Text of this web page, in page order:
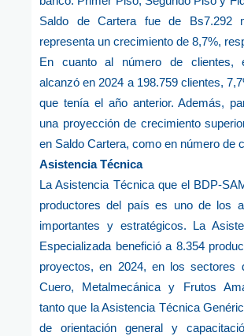
Saldo de Cartera fue de Bs7.292
representa un crecimiento de 8,7%,
En cuanto al número de clientes,
alcanzó en 2024 a 198.759 clientes,
que tenía el año anterior. Además,
una proyección de crecimiento
en Saldo Cartera, como en número de
Asistencia Técnica
La Asistencia Técnica que el BDP-
productores del país es uno de los
importantes y estratégicos. La
Especializada benefició a 8.354
proyectos, en 2024, en los sectores
Cuero, Metalmecánica y Frutos
tanto que la Asistencia Técnica
de orientación general y